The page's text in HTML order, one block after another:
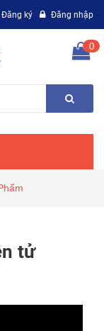
Đăng ký Đăng nhập
0
tử